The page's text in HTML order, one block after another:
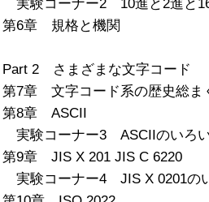
実験コーナー2 10進と2進と
第6章 規格と機関
Part 2 さまざまな文字コード
第7章 文字コード系の歴史総ま
第8章 ASCII
実験コーナー3 ASCIIのいろ
第9章 JIS X 201 JIS C 6220
実験コーナー4 JIS X 0201の